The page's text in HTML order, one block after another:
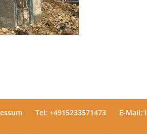
Tel: +4915233571473 E-Mail: